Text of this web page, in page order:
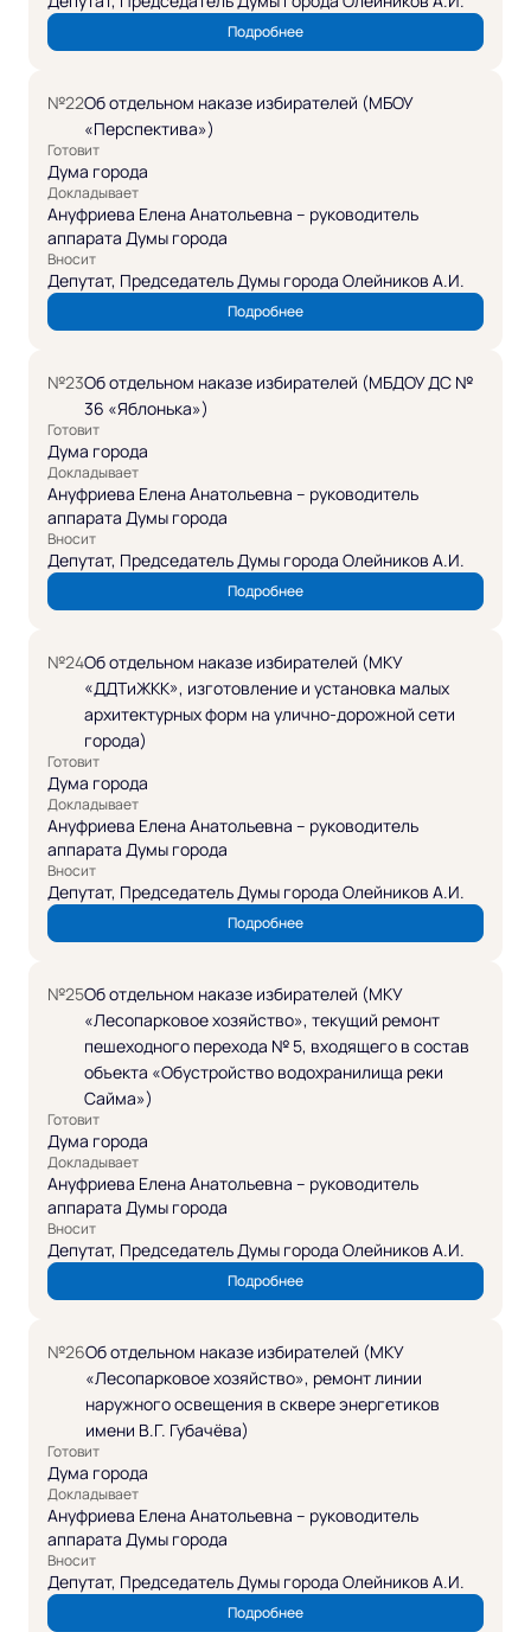
Подробнее
№22Об отдельном наказе избирателей (МБОУ
«Перспектива»)
Готовит
Дума города
Докладывает
Ануфриева Елена Анатольевна – руководитель
аппарата Думы города
Вносит
Депутат, Председатель Думы города Олейников А.И.
Подробнее
№23Об отдельном наказе избирателей (МБДОУ ДС №
36 «Яблонька»)
Готовит
Дума города
Докладывает
Ануфриева Елена Анатольевна – руководитель
аппарата Думы города
Вносит
Депутат, Председатель Думы города Олейников А.И.
Подробнее
№24Об отдельном наказе избирателей (МКУ
«ДДТиЖКК», изготовление и установка малых
архитектурных форм на улично-дорожной сети
города)
Готовит
Дума города
Докладывает
Ануфриева Елена Анатольевна – руководитель
аппарата Думы города
Вносит
Депутат, Председатель Думы города Олейников А.И.
Подробнее
№25Об отдельном наказе избирателей (МКУ
«Лесопарковое хозяйство», текущий ремонт
пешеходного перехода № 5, входящего в состав
объекта «Обустройство водохранилища реки
Сайма»)
Готовит
Дума города
Докладывает
Ануфриева Елена Анатольевна – руководитель
аппарата Думы города
Вносит
Депутат, Председатель Думы города Олейников А.И.
Подробнее
№26Об отдельном наказе избирателей (МКУ
«Лесопарковое хозяйство», ремонт линии
наружного освещения в сквере энергетиков
имени В.Г. Губачёва)
Готовит
Дума города
Докладывает
Ануфриева Елена Анатольевна – руководитель
аппарата Думы города
Вносит
Депутат, Председатель Думы города Олейников А.И.
Подробнее